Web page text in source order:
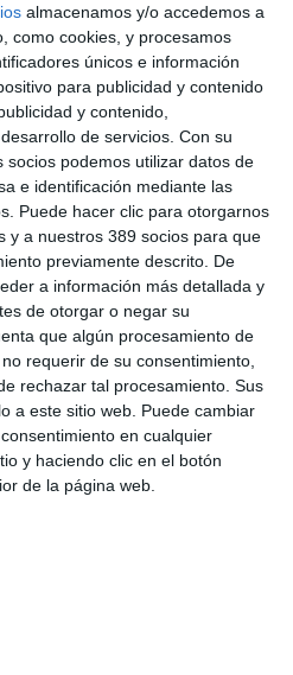
almacenamos y/o accedemos a
como cookies, y procesamos
únicos e información
para publicidad y contenido
y contenido,
de servicios. Con su
socios podemos utilizar datos de
e identificación mediante las
Puede hacer clic para otorgarnos
y a nuestros 389 socios para que
previamente descrito. De
a información más detallada y
de otorgar o negar su
que algún procesamiento de
requerir de su consentimiento,
rechazar tal procesamiento. Sus
a este sitio web. Puede cambiar
en cualquier
y haciendo clic en el botón
de la página web.
y bienestar emocional (incluyendo
la educación en
la población general; la
la gestión sanitaria y la
estilos de vida, entre otros",
se destinan a
impulsar proyectos relacionados
nuevas tecnologías en el
social: pensiones, ahorro,
y economía sénior (economía
hasta un máximo de
finaliza el 22 de octubre de 2026.
y GRATIS noticias como